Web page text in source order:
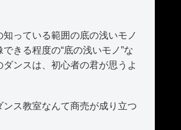
っている範囲の底の浅いモノ
きる程度の“底の浅いモノ”な
ンスは、初心者の君が思うよ
ス教室なんて商売が成り立つ